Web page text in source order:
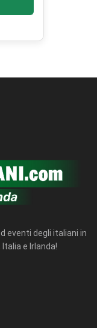
eventi degli italiani in
e Irlanda!